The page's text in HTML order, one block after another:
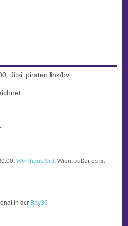
Jitsi: piraten.link/bv
Weinhaus Sittl , Wien, außer es ist
in der Bay36